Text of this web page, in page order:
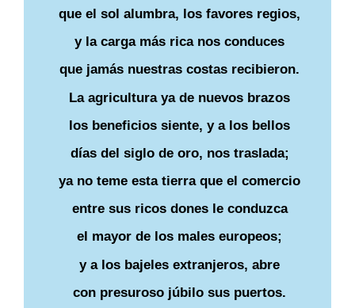
que el sol alumbra, los favores regios,
y la carga más rica nos conduces
que jamás nuestras costas recibieron.
La agricultura ya de nuevos brazos
los beneficios siente, y a los bellos
días del siglo de oro, nos traslada;
ya no teme esta tierra que el comercio
entre sus ricos dones le conduzca
el mayor de los males europeos;
y a los bajeles extranjeros, abre
con presuroso júbilo sus puertos.